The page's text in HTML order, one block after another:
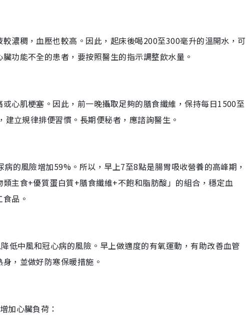
濃稠，血壓也較高。因此，起床後喝200至300毫升的溫開水，可
功能不全的患者，要按照醫生的指示調整飲水量。
心肌梗塞。因此，前一晚攝取足夠的膳食纖維，保持每日1500至
立規律排便習慣。長期便秘者，應諮詢醫生。
的風險增加59%。所以，早上7至8點是腸胃吸收營養的高峰期，
主食+優質蛋白質+膳食纖維+不飽和脂肪酸」的組合，穩定血
品。
低中風和冠心病的風險。早上做適度的有氧運動，有助改善血管
，並做好防寒保暖措施。
加心臟負荷：